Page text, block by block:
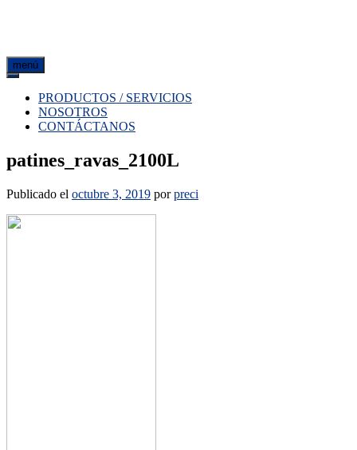
menú
PRODUCTOS / SERVICIOS
NOSOTROS
CONTÁCTANOS
patines_ravas_2100L
Publicado el octubre 3, 2019 porpreci